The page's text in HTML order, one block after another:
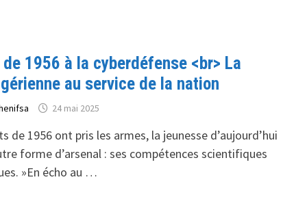
de 1956 à la cyberdéfense <br> La
au service de la nation
24 mai 2025
de 1956 ont pris les armes, la jeunesse d’aujourd’hui
forme d’arsenal : ses compétences scientifiques
»En écho au …